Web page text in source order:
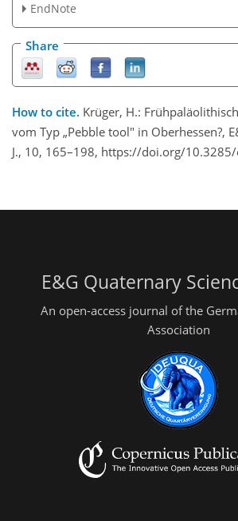
EndNote
Share
How to cite. Krüger, H.:
vom Typ „Pebble tool" in Oberhessen?,
J., 10, 165–198, https://doi.org/
E&G Quaternary
An open-access journal of the
Association